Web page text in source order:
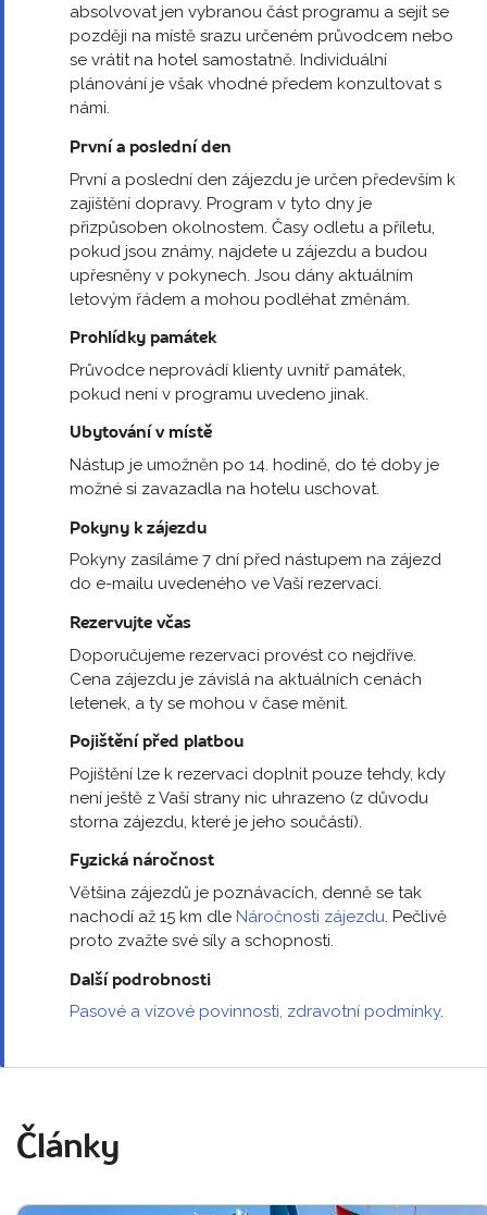
absolvovat jen vybranou část programu a sejít se
později na místě srazu určeném průvodcem nebo
se vrátit na hotel samostatně. Individuální
plánování je však vhodné předem konzultovat s
námi.
První a poslední den
První a poslední den zájezdu je určen především k
zajištění dopravy. Program v tyto dny je
přizpůsoben okolnostem. Časy odletu a příletu,
pokud jsou známy, najdete u zájezdu a budou
upřesněny v pokynech. Jsou dány aktuálním
letovým řádem a mohou podléhat změnám.
Prohlídky památek
Průvodce neprovádí klienty uvnitř památek,
pokud není v programu uvedeno jinak.
Ubytování v místě
Nástup je umožněn po 14. hodině, do té doby je
možné si zavazadla na hotelu uschovat.
Pokyny k zájezdu
Pokyny zasíláme 7 dní před nástupem na zájezd
do e-mailu uvedeného ve Vaší rezervaci.
Rezervujte včas
Doporučujeme rezervaci provést co nejdříve.
Cena zájezdu je závislá na aktuálních cenách
letenek, a ty se mohou v čase měnit.
Pojištění před platbou
Pojištění lze k rezervaci doplnit pouze tehdy, kdy
není ještě z Vaší strany nic uhrazeno (z důvodu
storna zájezdu, které je jeho součástí).
Fyzická náročnost
Většina zájezdů je poznávacích, denně se tak
nachodí až 15 km dle Náročnosti zájezdu. Pečlivě
proto zvažte své síly a schopnosti.
Další podrobnosti
Pasové a vízové povinnosti, zdravotní podmínky.
Články